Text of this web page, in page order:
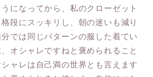
になってから、私のクローゼット
段にスッキリし、朝の迷いも減り
では同じパターンの服した着てい
オシャレですねと褒められること
ャレは自己満の世界とも言えます